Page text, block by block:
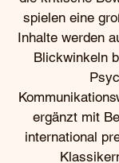
spielen eine
Inhalte werden
Blickwinkeln
ergänzt mit
international